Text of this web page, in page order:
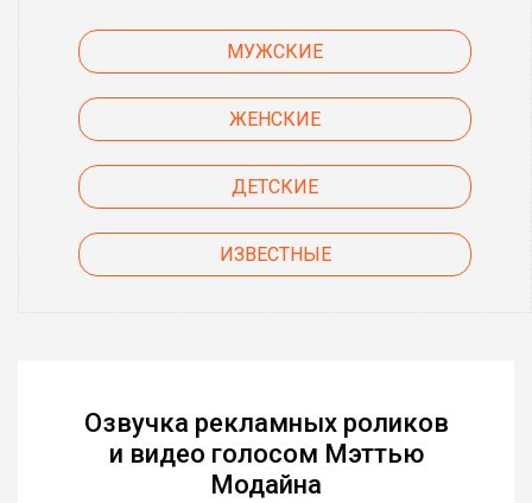
МУЖСКИЕ
ЖЕНСКИЕ
ДЕТСКИЕ
ИЗВЕСТНЫЕ
Озвучка рекламных роликов
и видео голосом Мэттью
Модайна